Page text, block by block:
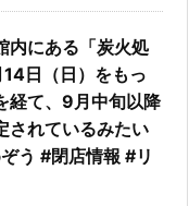
内にある「炭火処
日（日）をもっ
経て、9月中旬以降
されているみたい
う #閉店情報 #リ